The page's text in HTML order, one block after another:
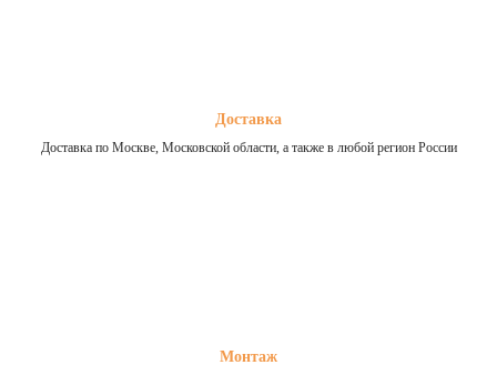
Доставка
Доставка по Москве, Московской области, а также в любой регион России
Монтаж